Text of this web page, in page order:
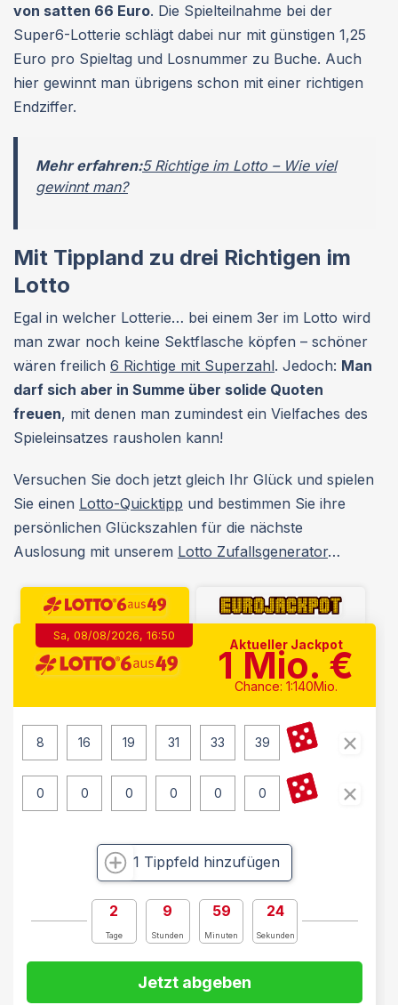
von satten 66 Euro. Die Spielteilnahme bei der
Super6-Lotterie schlägt dabei nur mit günstigen 1,25
Euro pro Spieltag und Losnummer zu Buche. Auch
hier gewinnt man übrigens schon mit einer richtigen
Endziffer.
Mehr erfahren:5 Richtige im Lotto – Wie viel
gewinnt man?
Mit Tippland zu drei Richtigen im
Lotto
Egal in welcher Lotterie… bei einem 3er im Lotto wird
man zwar noch keine Sektflasche köpfen – schöner
wären freilich 6 Richtige mit Superzahl. Jedoch: Man
darf sich aber in Summe über solide Quoten
freuen, mit denen man zumindest ein Vielfaches des
Spieleinsatzes rausholen kann!
Versuchen Sie doch jetzt gleich Ihr Glück und spielen
Sie einen Lotto-Quicktipp und bestimmen Sie ihre
persönlichen Glückszahlen für die nächste
Auslosung mit unserem Lotto Zufallsgenerator…
Sa, 08/08/2026, 16:50
Aktueller Jackpot
1 Mio. €
Chance: 1:140Mio.
1 Tippfeld hinzufügen
2
Tage
9
Stunden
59
Minuten
23
Sekunden
Jetzt abgeben